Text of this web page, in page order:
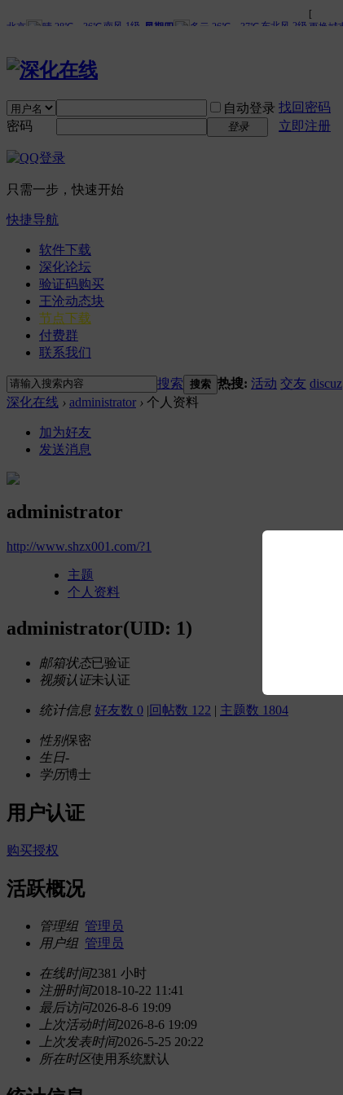
自动登录 找回密码
密码
登录 立即注册
只需一步，快速开始
快捷导航
软件下载
深化论坛
验证码购买
王沧动态块
节点下载
付费群
联系我们
搜索 搜索 热搜: 活动 交友 discuz
深化在线 › administrator › 个人资料
加为好友
发送消息
administrator
http://www.shzx001.com/?1
主题
个人资料
administrator(UID: 1)
邮箱状态已验证
视频认证未认证
统计信息 好友数 0 | 回帖数 122 | 主题数 1804
性别保密
生日-
学历博士
用户认证
购买授权
活跃概况
管理组 管理员
用户组 管理员
在线时间2381 小时
注册时间2018-10-22 11:41
最后访问2026-8-6 19:09
上次活动时间2026-8-6 19:09
上次发表时间2026-5-25 20:22
所在时区使用系统默认